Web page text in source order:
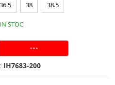
36.5 38 38.5
IN STOC
ADAUGA IN COS
IH7683-200